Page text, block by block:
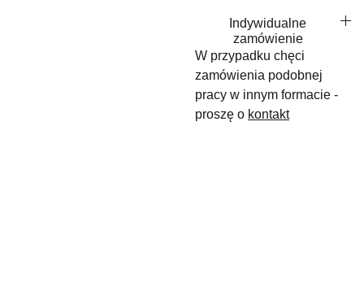
Indywidualne
zamówienie
W przypadku chęci
zamówienia podobnej
pracy w innym formacie -
proszę o kontakt